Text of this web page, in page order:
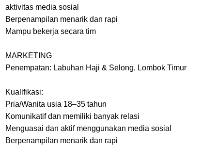
aktivitas media sosial
Berpenampilan menarik dan rapi
Mampu bekerja secara tim
MARKETING
Penempatan: Labuhan Haji & Selong, Lombok Timur
Kualifikasi:
Pria/Wanita usia 18–35 tahun
Komunikatif dan memiliki banyak relasi
Menguasai dan aktif menggunakan media sosial
Berpenampilan menarik dan rapi